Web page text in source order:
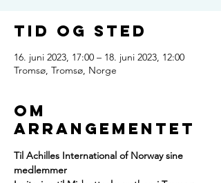
Tid og sted
16. juni 2023, 17:00 – 18. juni 2023, 12:00
Tromsø, Tromsø, Norge
Om
arrangementet
Til Achilles International of Norway sine
medlemmer